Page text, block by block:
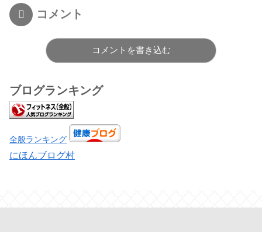
コメント
コメントを書き込む
ブログランキング
全般ランキング
にほんブログ村